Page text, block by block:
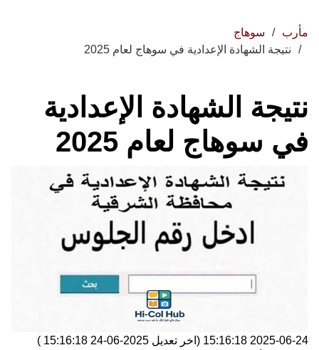
مأرب
سوهاج
نتيجة الشهادة الإعدادية في سوهاج لعام 2025
نتيجة الشهادة الإعدادية
في سوهاج لعام 2025
2025-06-24 15:16:18 (اخر تعديل 2025-06-24 15:16:18
)